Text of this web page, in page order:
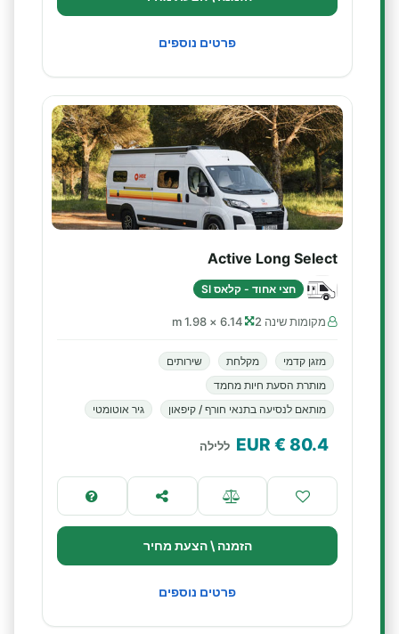
פרטים נוספים
Active Long Select
חצי אחוד - קלאס SI
מקומות שינה 2 6.14 × 1.98 m
מזגן קדמי מקלחת
שירותים
מותרת הסעת חיות מחמד
מותאם לנסיעה בתנאי חורף / קיפאון
גיר אוטומטי
80.4
€ EUR ללילה
הזמנה \ הצעת מחיר
פרטים נוספים